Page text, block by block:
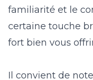
familiarité et le
certaine touche
fort bien vous
Il convient de